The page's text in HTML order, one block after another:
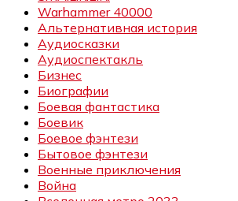
Warhammer 40000
Альтернативная история
Аудиосказки
Аудиоспектакль
Бизнес
Биографии
Боевая фантастика
Боевик
Боевое фэнтези
Бытовое фэнтези
Военные приключения
Война